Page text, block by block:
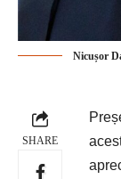
Nicușor
SHARE